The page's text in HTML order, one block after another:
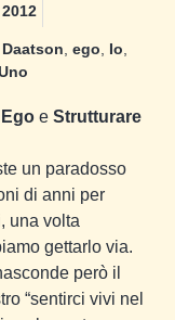
ego Io
e Strutturare
un paradosso
di anni per
una volta
gettarlo via.
però il
“sentirci vivi nel